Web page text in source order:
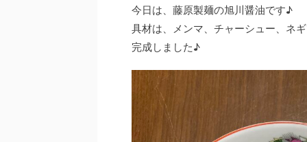
今日は、藤原製麺の旭川醤油です♪
具材は、メンマ、チャーシュー、ネ
完成しました♪